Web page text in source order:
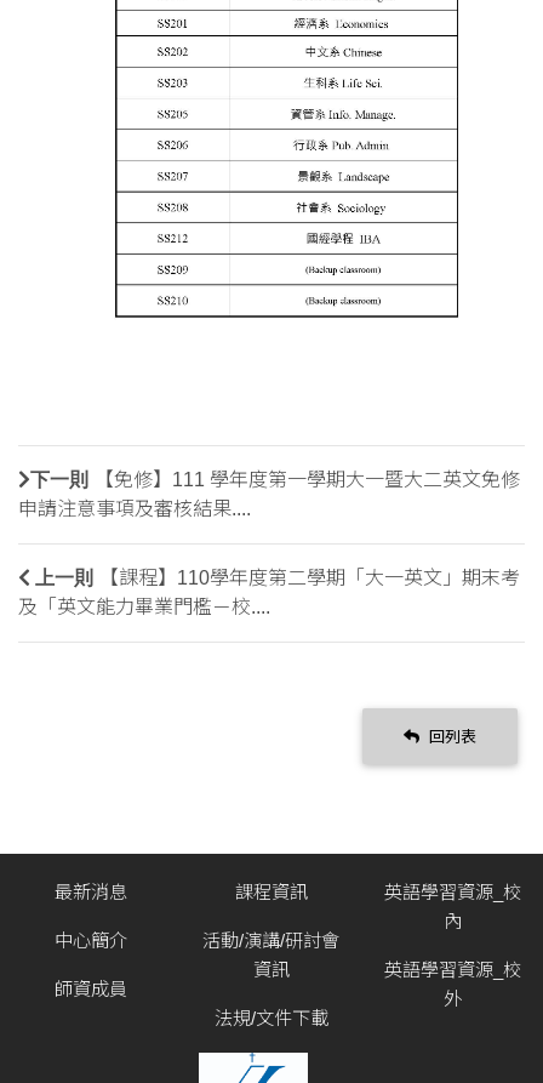
下一則
【免修】111 學年度第一學期大一暨大二英文免修
申請注意事項及審核結果....
上一則
【課程】110學年度第二學期「大一英文」期末考
及「英文能力畢業門檻－校....
回列表
最新消息
中心簡介
師資成員
課程資訊
活動/演講/研討會
資訊
法規/文件下載
英語學習資源_校
內
英語學習資源_校
外